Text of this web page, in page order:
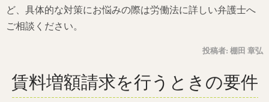
ど、具体的な対策にお悩みの際は労働法に詳しい弁護士へ
ご相談ください。
投稿者: 棚田 章弘
賃料増額請求を行うときの要件